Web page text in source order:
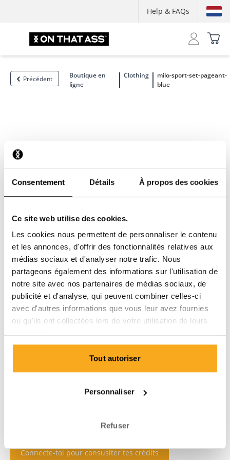
Consentement Détails À propos des cookies
Ce site web utilise des cookies.
Les cookies nous permettent de personnaliser le contenu
et les annonces, d'offrir des fonctionnalités relatives aux
médias sociaux et d'analyser notre trafic. Nous
partageons également des informations sur l'utilisation de
notre site avec nos partenaires de médias sociaux, de
publicité et d'analyse, qui peuvent combiner celles-ci
avec d'autres informations que vous leur avez fournies
ou qu'ils ont collectées lors de votre utilisation de leurs
Tout autoriser
Personnaliser
Refuser
Help & FAQs
Précédent
Boutique en
ligne
Clothing
milo-sport-set-pageant-
blue
Connecte-toi pour consuslter tes crédits